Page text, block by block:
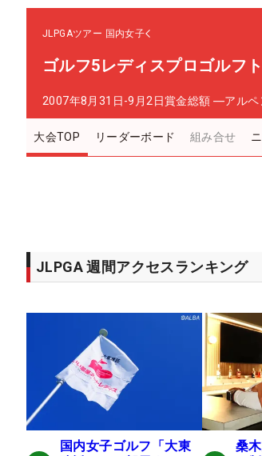
JLPGAツアー 国内女子
ゴルフ5レディスプロゴルフ
2007年8月31日-9月2日賞金総額 ―アルペ
大会TOP リーダーボード 組み合せ
JLPGA 週間アクセスランキング
国内女子ゴルフ「大東
桑